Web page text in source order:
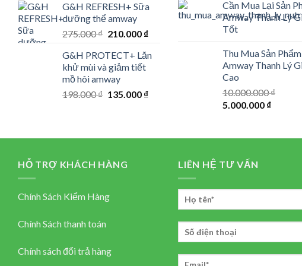
was:
156.000 ₫.
is:
105.000 ₫.
G&H REFRESH+ Sữa
dưỡng thể amway
275.000₫ Original
was:
275.000 ₫.
210.000 ₫Current
is:
G&H PROTECT+ Lăn
khử mùi và giảm tiết
mồ hôi amway
198.000₫ Original
135.000 ₫Current
Cần Mua Lại Sản
Amway Thanh Lý
Tốt
Thu Mua Sản Phẩm
Amway Thanh Lý
Cao
10.000.000₫
Original
10.000.000 ₫.
5.000.000 ₫Current
HỖ TRỢ KHÁCH HÀNG
Chính Sách Kiểm Hàng
Chính Sách thanh toán
Chính sách đổi trả hàng
LIÊN HỆ TƯ VẤN